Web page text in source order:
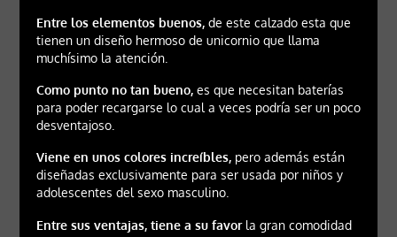
Entre los elementos buenos,de este calzado esta que
tienen un diseño hermoso de unicornio que llama
muchísimo la atención.
Como punto no tan bueno,es que necesitan baterías
para poder recargarse lo cual a veces podría ser un poco
desventajoso.
Viene en unos colores increíbles,pero además están
diseñadas exclusivamente para ser usada por niños y
adolescentes del sexo masculino.
Entre sus ventajas, tiene a su favorla gran comodidad